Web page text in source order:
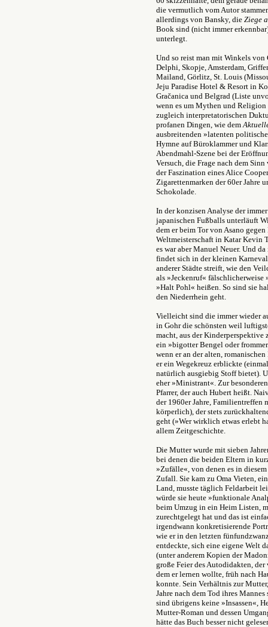
die vermutlich vom Autor
allerdings von Bansky, die Ziege
Book sind (nicht immer
unterlegt.
Und so reist man mit Winkels
Delphi, Skopje, Amsterdam,
Mailand, Görlitz, St. Louis
Jeju Paradise Hotel & Resort in
Gračanica und Belgrad (Liste
wenn es um Mythen und
zugleich interpretatorischen
profanen Dingen, wie dem
ausbreitenden »latenten
Hymne auf Büroklammer und
Abendmahl-Szene bei der
Versuch, die Frage nach dem
der Faszination eines Alice
Zigarettenmarken der 60er Jahre
Schokolade.
In der konzisen Analyse der
japanischen Fußballs unterläuft
dem er beim Tor von Asano
Weltmeisterschaft in Katar Kevin
es war aber Manuel Neuer. Und
findet sich in der kleinen
anderer Städte streift, wie den
als »Jeckenruf«
»Halt Pohl« heißen. So sind sie
den Niederrhein geht.
Vielleicht sind die immer wieder
in Gohr die schönsten weil
macht, aus der Kinderperspektive
ein »bigotter Bengel oder
wenn er an der alten,
er ein Wegekreuz erblickte
natürlich ausgiebig Stoff bietet).
eher »Ministrant«. Zur
Pfarrer, der auch Hubert heißt.
der 1960er Jahre, Familientreffen
körperlich), der stets
geht (»Wer wirklich etwas erlebt
allem Zeitgeschichte.
Die Mutter wurde mit sieben
bei denen die beiden Eltern in
»Zufälle«, von denen es in
Zufall. Sie kam zu Oma Vieten,
Land, musste täglich Feldarbeit
würde sie heute »funktionale
beim Umzug in ein Heim Listen,
zurechtgelegt hat und das ist
irgendwann konkretisierende
wie er in den letzten
entdeckte, sich eine eigene Welt
(unter anderem Kopien der
große Feier des Autodidakten,
dem er lernen wollte, früh nach
konnte. Sein Verhältnis zur
Jahre nach dem Tod ihres
sind übrigens keine »Insassen«,
Mutter-Roman und dessen
hätte das Buch besser nicht